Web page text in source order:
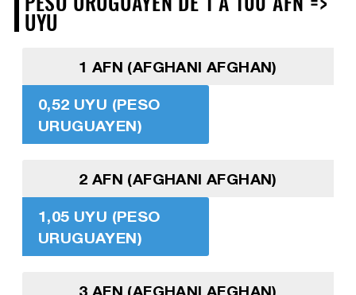
UYU
1 AFN (AFGHANI AFGHAN)
0,52 UYU (PESO
URUGUAYEN)
2 AFN (AFGHANI AFGHAN)
1,05 UYU (PESO
URUGUAYEN)
3 AFN (AFGHANI AFGHAN)